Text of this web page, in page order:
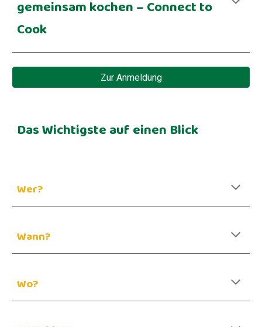
gemeinsam kochen – Connect to
Cook
Zur Anmeldung
Das Wichtigste auf einen Blick
Wer?
Wann?
Wo?